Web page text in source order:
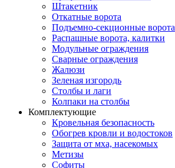
Штакетник
Откатные ворота
Подъемно-секционные ворота
Распашные ворота, калитки
Модульные ограждения
Сварные ограждения
Жалюзи
Зеленая изгородь
Столбы и лаги
Колпаки на столбы
Комплектующие
Кровельная безопасность
Обогрев кровли и водостоков
Защита от мха, насекомых
Метизы
Софиты